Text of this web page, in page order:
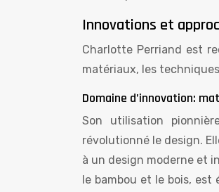
Innovations et
Charlotte Perriand est
matériaux, les
Domaine d’innovation:
Son utilisation
révolutionné le design.
à un design moderne et
le bambou et le bois,